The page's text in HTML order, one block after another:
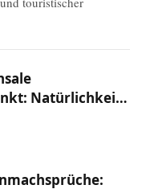
Natürlichkeit,
die Frau hinter